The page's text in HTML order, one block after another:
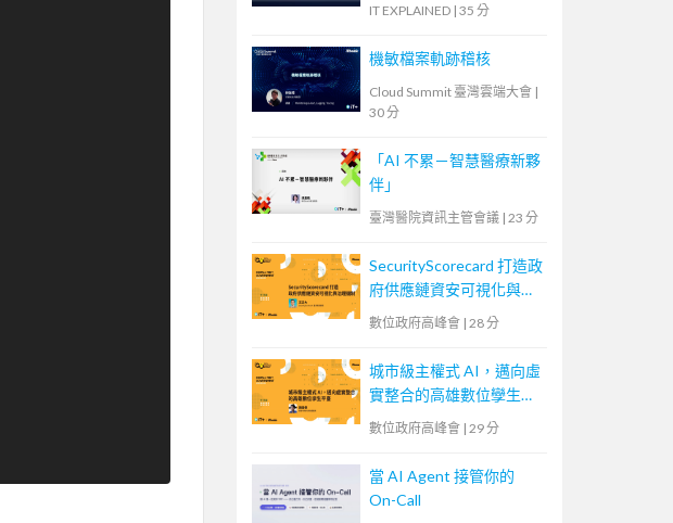
IT EXPLAINED | 35 分
機敏檔案軌跡稽核
Cloud Summit 臺灣雲端大會 |
30 分
「AI 不累－智慧醫療新夥
伴」
臺灣醫院資訊主管會議 | 23 分
SecurityScorecard 打造政
府供應鏈資安可視化與治
理機制
數位政府高峰會 | 28 分
城市級主權式 AI，邁向虛
實整合的高雄數位孿生平
臺
數位政府高峰會 | 29 分
當 AI Agent 接管你的
On-Call